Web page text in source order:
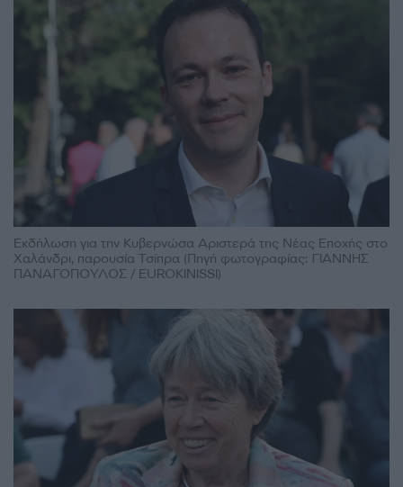
Εκδήλωση για την Κυβερνώσα Αριστερά της Νέας Εποχής στο
Χαλάνδρι, παρουσία Τσίπρα (Πηγή φωτογραφίας: ΓΙΑΝΝΗΣ
ΠΑΝΑΓΟΠΟΥΛΟΣ / EUROKINISSI)